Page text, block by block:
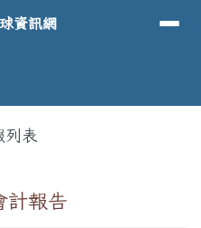
等學校全球資
資訊網
列表
計報告